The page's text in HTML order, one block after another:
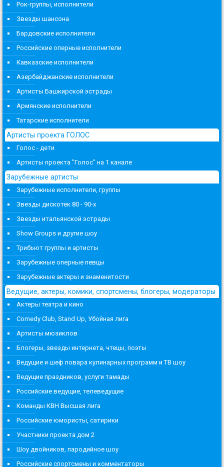
Рок-группы, исполнители
Звезды шансона
Бардовские исполнители
Российские оперные исполнители
Кавказские исполнители
Азербайджанские исполнители
Артисты Башкирской эстрады
Армянские исполнители
Татарские исполнители
Артисты проекта ГОЛОС
Голос - дети
Артисты проекта "Голос" на 1 канале
Зарубежные артисты
Зарубежные исполнители, группы
Звезды дискотек 80 - 90-х
Звезды итальянской эстрады
Show Groups и другие шоу
Трибьют группы и артисты
Зарубежные оперные певцы
Зарубежные актеры и знаменитости
Ведущие, актеры, комики, спортсмены, блогеры, модераторы
Актеры театра и кино
Comedy Club, Stand Up, Убойная лига
Артисты мюзиклов
Блогеры, звезды интернета, чтецы, поэты
Ведущие и шеф повара кулинарных программ и ТВ шоу
Ведущие праздников, услуги тамады
Российские ведущие, телеведущие
Команды КВН Высшая лига
Российские юмористы, сатирики
Участники проекта дом 2
Шоу двойников, пародийное шоу
Российские спортсмены и комментаторы